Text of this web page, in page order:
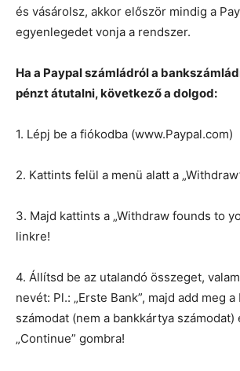
és vásárolsz, akkor először mindig a
egyenlegedet vonja a rendszer.
Ha a Paypal számládról a
pénzt átutalni, következő a dolgod:
1. Lépj be a fiókodba (www.Paypal.com)
2. Kattints felül a menü alatt a
3. Majd kattints a „Withdraw founds to
linkre!
4. Állítsd be az utalandó összeget,
nevét: Pl.: „Erste Bank”, majd add meg
számodat (nem a bankkártya számodat)
„Continue” gombra!